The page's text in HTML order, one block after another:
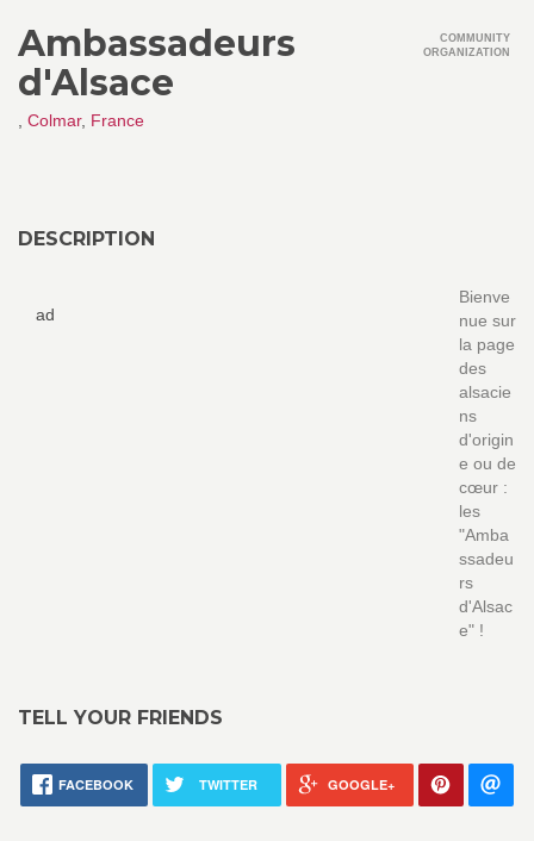
Ambassadeurs
d'Alsace
Colmar, France
COMMUNITY
ORGANIZATION
DESCRIPTION
ad
Bienve
nue sur
la page
des
alsacie
ns
d'origin
e ou de
cœur :
les
"Amba
ssadeu
rs
d'Alsac
e" !
TELL YOUR FRIENDS
FACEBOOK TWITTER GOOGLE+